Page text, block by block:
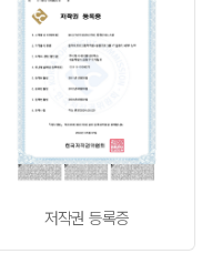
저작권 등록증
금을 지정된 일자에
영에 방해가 되는
국내법 혹은
없습니다.
인가 받지 않은
여야 하며, 별도로
여 회사는 책임을 지지